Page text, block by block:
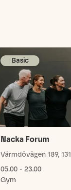
Basic
Nacka Forum
Värmdövägen 189,
05.00 - 23.00
Gym